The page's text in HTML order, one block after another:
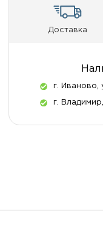
Доставка
г. Иваново,
г.